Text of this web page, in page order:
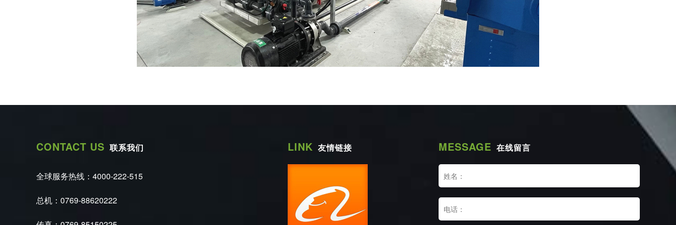
CONTACT US 联系我们
全球服务热线：4000-222-515
总机：0769-88620222
LINK 友情链接 MESSAGE 在线留言